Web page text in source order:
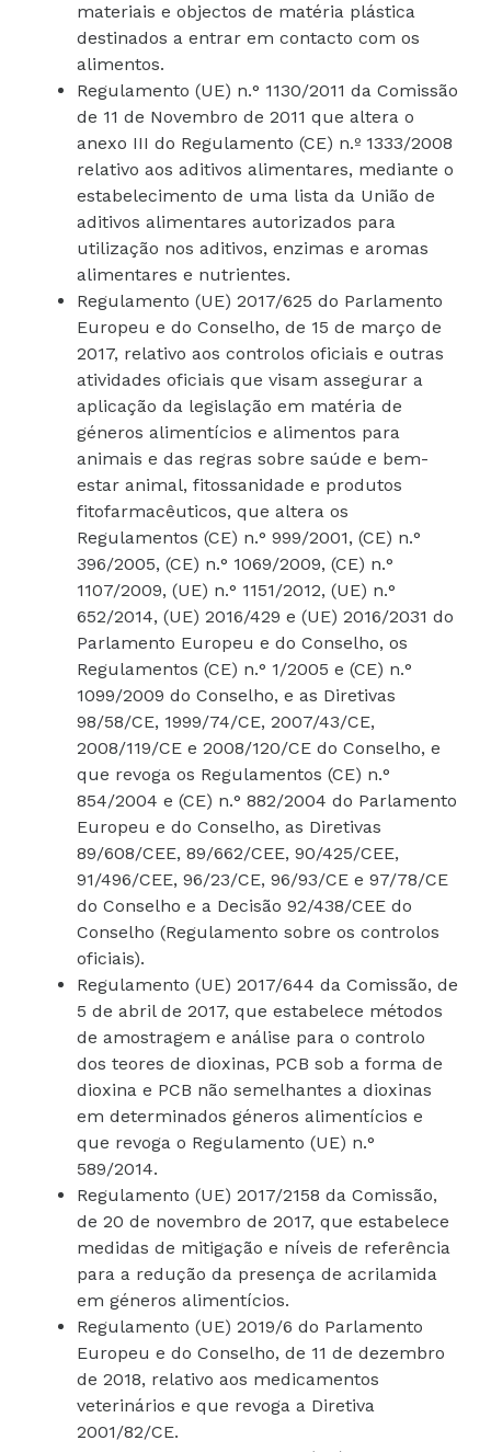
materiais e objectos de matéria plástica
destinados a entrar em contacto com os
alimentos.
Regulamento (UE) n.° 1130/2011 da Comissão
de 11 de Novembro de 2011 que altera o
anexo III do Regulamento (CE) n.º 1333/2008
relativo aos aditivos alimentares, mediante o
estabelecimento de uma lista da União de
aditivos alimentares autorizados para
utilização nos aditivos, enzimas e aromas
alimentares e nutrientes.
Regulamento (UE) 2017/625 do Parlamento
Europeu e do Conselho, de 15 de março de
2017, relativo aos controlos oficiais e outras
atividades oficiais que visam assegurar a
aplicação da legislação em matéria de
géneros alimentícios e alimentos para
animais e das regras sobre saúde e bem-
estar animal, fitossanidade e produtos
fitofarmacêuticos, que altera os
Regulamentos (CE) n.° 999/2001, (CE) n.°
396/2005, (CE) n.° 1069/2009, (CE) n.°
1107/2009, (UE) n.° 1151/2012, (UE) n.°
652/2014, (UE) 2016/429 e (UE) 2016/2031 do
Parlamento Europeu e do Conselho, os
Regulamentos (CE) n.° 1/2005 e (CE) n.°
1099/2009 do Conselho, e as Diretivas
98/58/CE, 1999/74/CE, 2007/43/CE,
2008/119/CE e 2008/120/CE do Conselho, e
que revoga os Regulamentos (CE) n.°
854/2004 e (CE) n.° 882/2004 do Parlamento
Europeu e do Conselho, as Diretivas
89/608/CEE, 89/662/CEE, 90/425/CEE,
91/496/CEE, 96/23/CE, 96/93/CE e 97/78/CE
do Conselho e a Decisão 92/438/CEE do
Conselho (Regulamento sobre os controlos
oficiais).
Regulamento (UE) 2017/644 da Comissão, de
5 de abril de 2017, que estabelece métodos
de amostragem e análise para o controlo
dos teores de dioxinas, PCB sob a forma de
dioxina e PCB não semelhantes a dioxinas
em determinados géneros alimentícios e
que revoga o Regulamento (UE) n.°
589/2014.
Regulamento (UE) 2017/2158 da Comissão,
de 20 de novembro de 2017, que estabelece
medidas de mitigação e níveis de referência
para a redução da presença de acrilamida
em géneros alimentícios.
Regulamento (UE) 2019/6 do Parlamento
Europeu e do Conselho, de 11 de dezembro
de 2018, relativo aos medicamentos
veterinários e que revoga a Diretiva
2001/82/CE.